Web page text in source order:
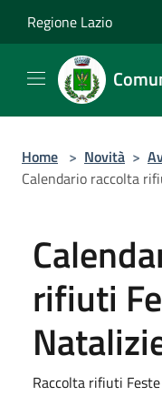
Regione Lazio
Home > Novità >
Calendario raccolta
rifiuti
Raccolta rifiuti